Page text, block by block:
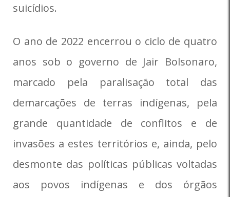
suicídios.
O ano de 2022 encerrou o ciclo de quatro
anos sob o governo de Jair Bolsonaro,
marcado pela paralisação total das
demarcações de terras indígenas, pela
grande quantidade de conflitos e de
invasões a estes territórios e, ainda, pelo
desmonte das políticas públicas voltadas
aos povos indígenas e dos órgãos